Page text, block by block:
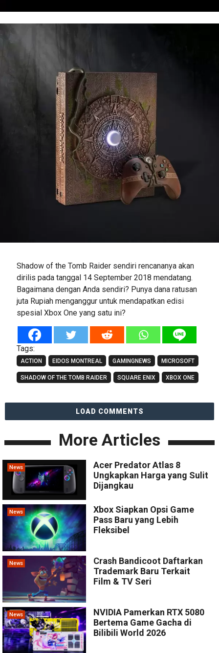
Shadow of the Tomb Raider sendiri rencananya akan
dirilis pada tanggal 14 September 2018 mendatang.
Bagaimana dengan Anda sendiri? Punya dana ratusan
juta Rupiah menganggur untuk mendapatkan edisi
spesial Xbox One yang satu ini?
Tags:
ACTION EIDOS MONTREAL GAMINGNEWS MICROSOFT
SHADOW OF THE TOMB RAIDER SQUARE ENIX XBOX ONE
LOAD COMMENTS
More Articles
News
Acer Predator Atlas 8
Ungkapkan Harga yang Sulit
Dijangkau
News
Xbox Siapkan Opsi Game
Pass Baru yang Lebih
Fleksibel
News
Crash Bandicoot Daftarkan
Trademark Baru Terkait
Film & TV Seri
News
NVIDIA Pamerkan RTX 5080
Bertema Game Gacha di
Bilibili World 2026